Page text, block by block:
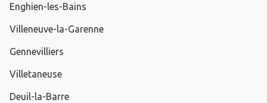
Enghien-les-Bains
Villeneuve-la-Garenne
Gennevilliers
Villetaneuse
Deuil-la-Barre